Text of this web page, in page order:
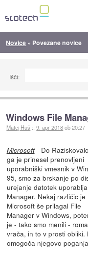
Novice » Povezane novice
Išči:
Windows File
Matej Huš ::9. apr 2018ob 20:27
Microsoft- Do
ga je prinesel prenovljeni
uporabniški vmesnik v
95, smo za brskanje po
urejanje datotek
Manager. Nekaj različic je
Microsoft še prilagal File
Manager v Windows,
je - tako smo menili -
vrača, in to v prosti
omogoča njegovo